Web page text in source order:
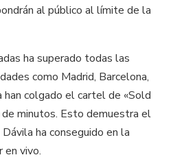
al público al límite de la
ha superado todas las
como Madrid, Barcelona,
han colgado el cartel de «Sold
minutos. Esto demuestra el
ha conseguido en la
en vivo.